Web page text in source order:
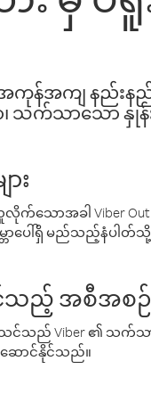
န်အကျ နည်းနည်
၊ သက်သာသော နှုန်
း
သောအခါ Viber
ဘာပေါ်ရှိ မည်သည့်နံပါတ်
သည့် အစီအစဉ်မ
သင်သည် Viber ၏ သက်သ
ဆောင်နိုင်သည်။